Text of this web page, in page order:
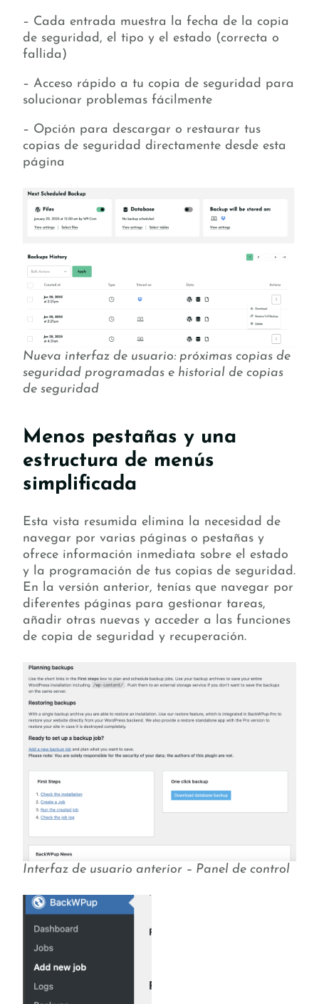
– Cada entrada muestra la fecha de la copia
de seguridad, el tipo y el estado (correcta o
fallida)
– Acceso rápido a tu copia de seguridad para
solucionar problemas fácilmente
– Opción para descargar o restaurar tus
copias de seguridad directamente desde esta
página
Nueva interfaz de usuario: próximas copias de
seguridad programadas e historial de copias
de seguridad
Menos pestañas y una
estructura de menús
simplificada
Esta vista resumida elimina la necesidad de
navegar por varias páginas o pestañas y
ofrece información inmediata sobre el estado
y la programación de tus copias de seguridad.
En la versión anterior, tenías que navegar por
diferentes páginas para gestionar tareas,
añadir otras nuevas y acceder a las funciones
de copia de seguridad y recuperación.
Interfaz de usuario anterior – Panel de control